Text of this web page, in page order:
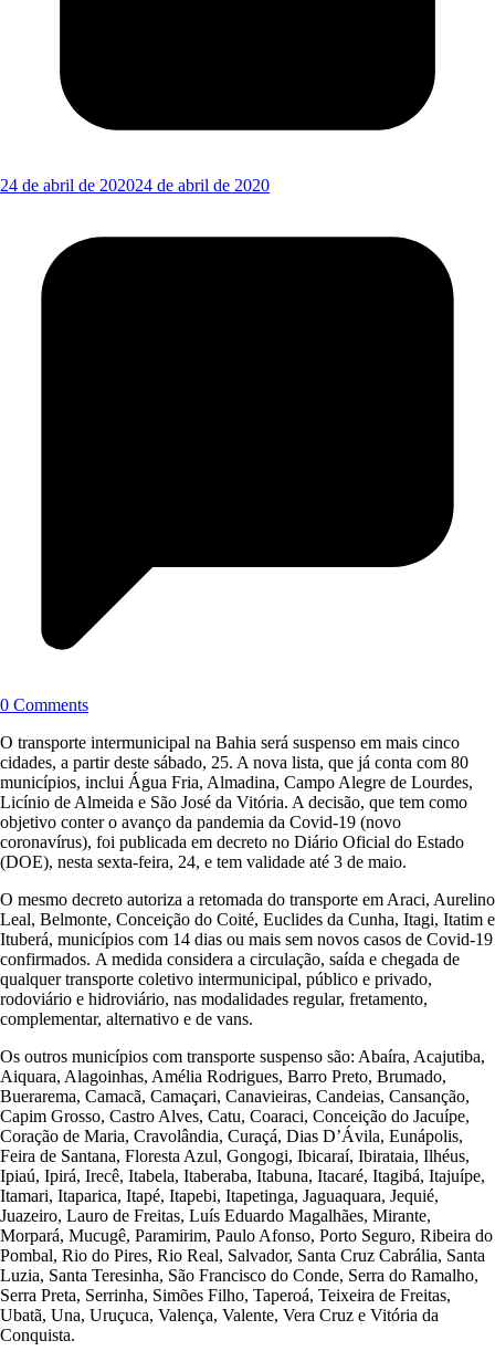
24 de abril de 202024 de abril de 2020
0 Comments
O transporte intermunicipal na Bahia será suspenso em mais cinco
cidades, a partir deste sábado, 25. A nova lista, que já conta com 80
municípios, inclui Água Fria, Almadina, Campo Alegre de Lourdes,
Licínio de Almeida e São José da Vitória. A decisão, que tem como
objetivo conter o avanço da pandemia da Covid-19 (novo
coronavírus), foi publicada em decreto no Diário Oficial do Estado
(DOE), nesta sexta-feira, 24, e tem validade até 3 de maio.
O mesmo decreto autoriza a retomada do transporte em Araci, Aurelino
Leal, Belmonte, Conceição do Coité, Euclides da Cunha, Itagi, Itatim e
Ituberá, municípios com 14 dias ou mais sem novos casos de Covid-19
confirmados. A medida considera a circulação, saída e chegada de
qualquer transporte coletivo intermunicipal, público e privado,
rodoviário e hidroviário, nas modalidades regular, fretamento,
complementar, alternativo e de vans.
Os outros municípios com transporte suspenso são: Abaíra, Acajutiba,
Aiquara, Alagoinhas, Amélia Rodrigues, Barro Preto, Brumado,
Buerarema, Camacã, Camaçari, Canavieiras, Candeias, Cansanção,
Capim Grosso, Castro Alves, Catu, Coaraci, Conceição do Jacuípe,
Coração de Maria, Cravolândia, Curaçá, Dias D’Ávila, Eunápolis,
Feira de Santana, Floresta Azul, Gongogi, Ibicaraí, Ibirataia, Ilhéus,
Ipiaú, Ipirá, Irecê, Itabela, Itaberaba, Itabuna, Itacaré, Itagibá, Itajuípe,
Itamari, Itaparica, Itapé, Itapebi, Itapetinga, Jaguaquara, Jequié,
Juazeiro, Lauro de Freitas, Luís Eduardo Magalhães, Mirante,
Morpará, Mucugê, Paramirim, Paulo Afonso, Porto Seguro, Ribeira do
Pombal, Rio do Pires, Rio Real, Salvador, Santa Cruz Cabrália, Santa
Luzia, Santa Teresinha, São Francisco do Conde, Serra do Ramalho,
Serra Preta, Serrinha, Simões Filho, Taperoá, Teixeira de Freitas,
Ubatã, Una, Uruçuca, Valença, Valente, Vera Cruz e Vitória da
Conquista.